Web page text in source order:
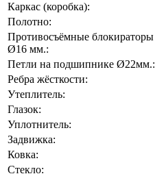
Каркас (коробка):
Полотно:
Противосъёмные блокираторы
Ø16 мм.:
Петли на подшипнике Ø22мм.:
Ребра жёсткости:
Утеплитель:
Глазок:
Уплотнитель:
Задвижка:
Ковка:
Стекло: